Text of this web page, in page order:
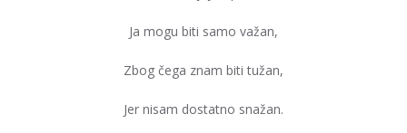
Ja mogu biti samo važan,
Zbog čega znam biti tužan,
Jer nisam dostatno snažan.